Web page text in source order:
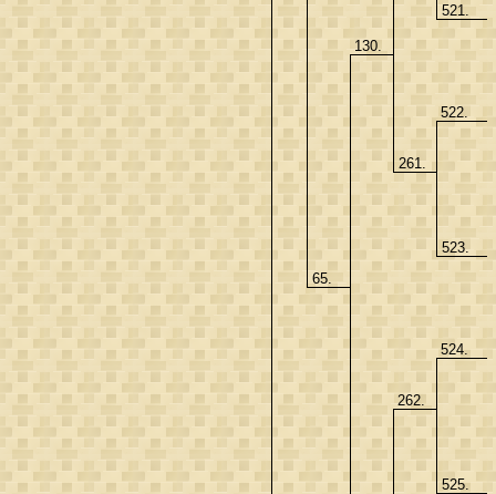
65.
130.
521.
261.
522.
523.
262.
524.
525.